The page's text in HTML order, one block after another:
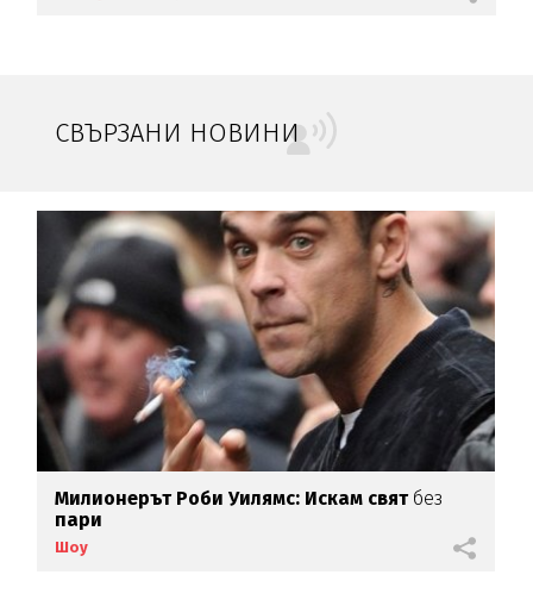
СВЪРЗАНИ НОВИНИ
Милионерът Роби Уилямс: Искам свят без
пари
Шоу